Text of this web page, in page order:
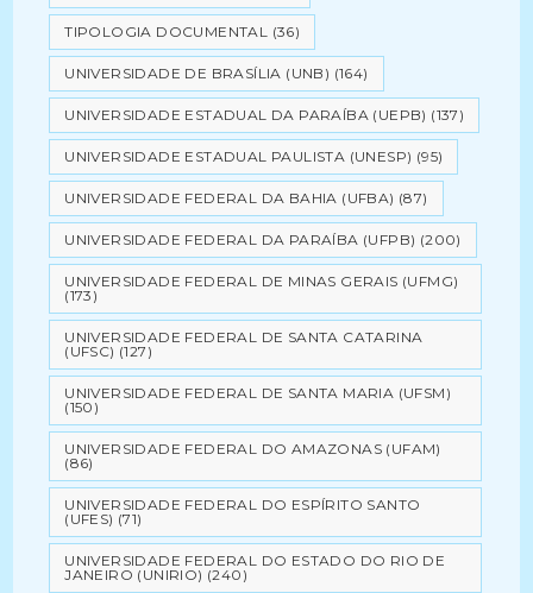
TIPOLOGIA DOCUMENTAL (36)
UNIVERSIDADE DE BRASÍLIA (UNB) (164)
UNIVERSIDADE ESTADUAL DA PARAÍBA (UEPB) (137)
UNIVERSIDADE ESTADUAL PAULISTA (UNESP) (95)
UNIVERSIDADE FEDERAL DA BAHIA (UFBA) (87)
UNIVERSIDADE FEDERAL DA PARAÍBA (UFPB) (200)
UNIVERSIDADE FEDERAL DE MINAS GERAIS (UFMG)
(173)
UNIVERSIDADE FEDERAL DE SANTA CATARINA
(UFSC) (127)
UNIVERSIDADE FEDERAL DE SANTA MARIA (UFSM)
(150)
UNIVERSIDADE FEDERAL DO AMAZONAS (UFAM)
(86)
UNIVERSIDADE FEDERAL DO ESPÍRITO SANTO
(UFES) (71)
UNIVERSIDADE FEDERAL DO ESTADO DO RIO DE
JANEIRO (UNIRIO) (240)